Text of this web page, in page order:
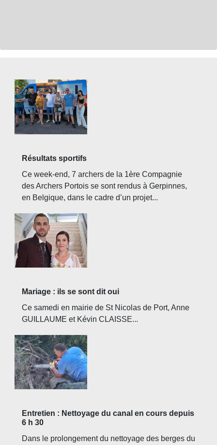
Résultats sportifs
Ce week-end, 7 archers de la 1ère Compagnie
des Archers Portois se sont rendus à Gerpinnes,
en Belgique, dans le cadre d’un projet...
Mariage : ils se sont dit oui
Ce samedi en mairie de St Nicolas de Port, Anne
GUILLAUME et Kévin CLAISSE...
Entretien : Nettoyage du canal en cours depuis
6 h 30
Dans le prolongement du nettoyage des berges du